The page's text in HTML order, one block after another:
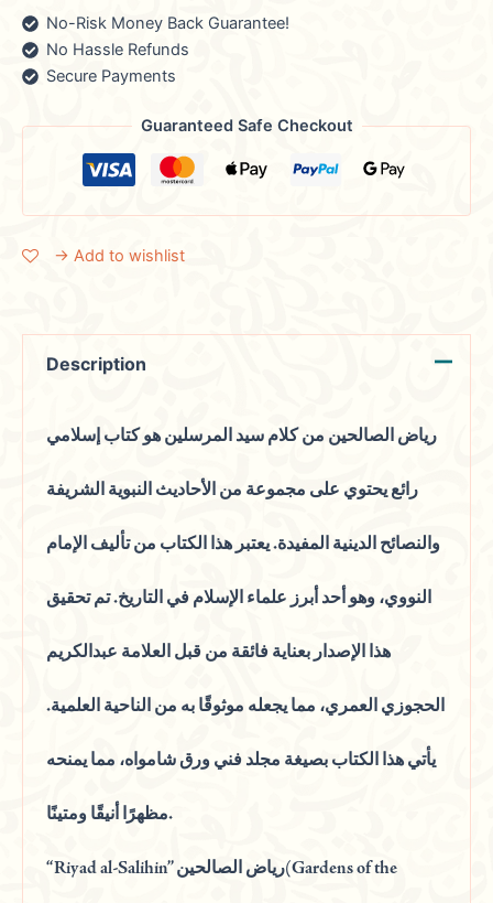
No-Risk Money Back Guarantee!
No Hassle Refunds
Secure Payments
Guaranteed Safe Checkout
→ Add to wishlist
Description
رياض الصالحين من كلام سيد المرسلين هو كتاب إسلامي
رائع يحتوي على مجموعة من الأحاديث النبوية الشريفة
والنصائح الدينية المفيدة. يعتبر هذا الكتاب من تأليف الإمام
النووي، وهو أحد أبرز علماء الإسلام في التاريخ. تم تحقيق
هذا الإصدار بعناية فائقة من قبل العلامة عبدالكريم
الحجوزي العمري، مما يجعله موثوقًا به من الناحية العلمية.
يأتي هذا الكتاب بصيغة مجلد فني ورق شامواه، مما يمنحه
مظهرًا أنيقًا ومتينًا.
“Riyad al-Salihin” رياض الصالحين(Gardens of the